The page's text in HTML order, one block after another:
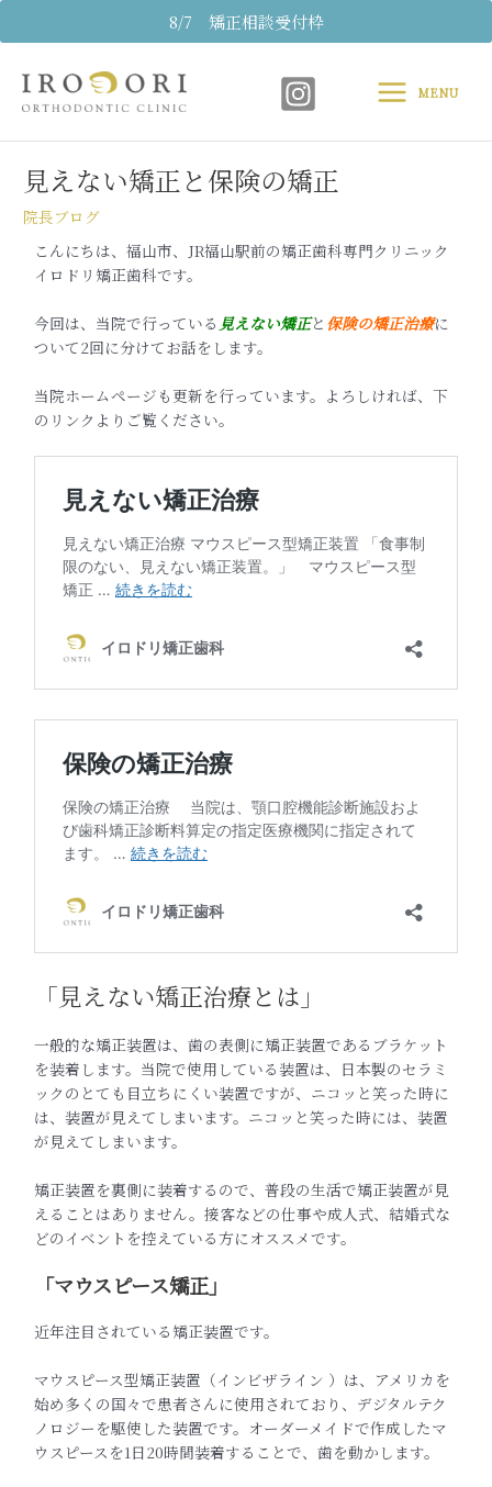
8/7 矯正相談受付枠
容
MenuMENU
見えない矯正と保険の矯正
院長ブログ
こんにちは、福山市、JR福山駅前の矯正歯科専門クリニック
イロドリ矯正歯科です。
今回は、当院で行っている 見えない矯正と 保険の矯正治療に
ついて2回に分けてお話をします。
当院ホームページも更新を行っています。よろしければ、下
のリンクよりご覧ください。
「見えない矯正治療とは」
一般的な矯正装置は、歯の表側に矯正装置であるブラケット
を装着します。当院で使用している装置は、日本製のセラミ
ックのとても目立ちにくい装置ですが、ニコッと笑った時に
は、装置が見えてしまいます。ニコッと笑った時には、装置
が見えてしまいます。
矯正装置を裏側に装着するので、普段の生活で矯正装置が見
えることはありません。接客などの仕事や成人式、結婚式な
どのイベントを控えている方にオススメです。
「マウスピース矯正」
近年注目されている矯正装置です。
マウスピース型矯正装置（インビザライン ）は、アメリカを
始め多くの国々で患者さんに使用されており、デジタルテク
ノロジーを駆使した装置です。オーダーメイドで作成したマ
ウスピースを1日20時間装着することで、歯を動かします。